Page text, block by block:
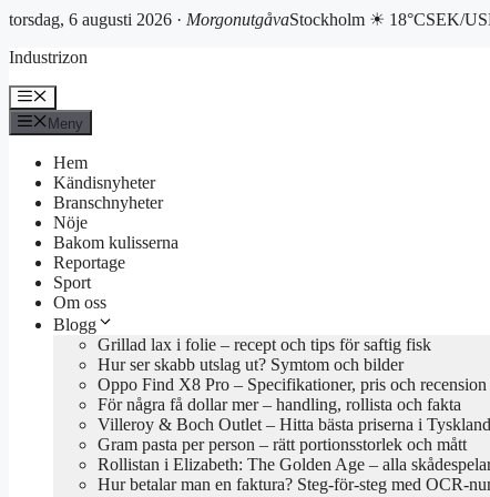
torsdag, 6 augusti 2026 · MorgonutgåvaStockholm ☀ 18°CSEK/
till
Industrizon
Meny
Meny
Hem
Kändisnyheter
Branschnyheter
Nöje
Bakom kulisserna
Reportage
Sport
Om oss
Blogg
Grillad lax i folie – recept och tips för saftig fisk
Hur ser skabb utslag ut? Symtom och bilder
Oppo Find X8 Pro – Specifikationer, pris och
För några få dollar mer – handling, rollista och fakta
Villeroy & Boch Outlet – Hitta bästa priserna i
Gram pasta per person – rätt portionsstorlek och mått
Rollistan i Elizabeth: The Golden Age – alla
Hur betalar man en faktura? Steg-för-steg med OCR-